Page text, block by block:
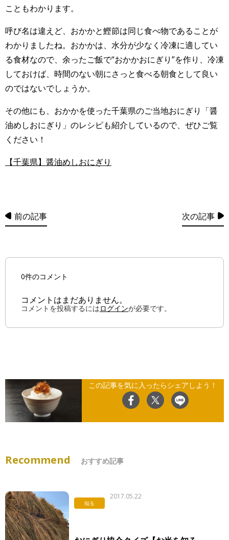
こともわかります。
呼び名は違えど、おかかと鰹節は同じ食べ物であることが
わかりましたね。おかかは、水分が少なく冷凍に適してい
る食材なので、余ったご飯で“おかかおにぎり”を作り、冷凍
しておけば、時間のない朝にさっと食べる朝食として良い
のではないでしょうか。
その他にも、おかかを使った千葉県のご当地おにぎり「醤
油めしおにぎり」のレシピも紹介しているので、ぜひご覧
ください！
【千葉県】醤油めしおにぎり
前の記事 次の記事
0件のコメント
コメントはまだありません。
コメントを投稿するにはログインが必要です。
この記事を気に入ったらシェアしよう！
Recommend おすすめ記事
知る
2017.05.22